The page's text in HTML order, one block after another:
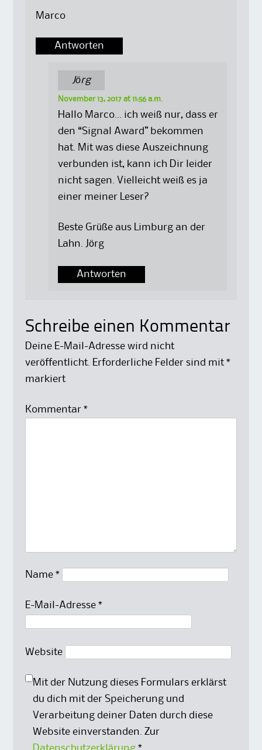
Marco
Antworten
Jörg
November 13, 2017 at 11:56 a.m.
Hallo Marco… ich weiß nur, dass er
den “Signal Award” bekommen
hat. Mit was diese Auszeichnung
verbunden ist, kann ich Dir leider
nicht sagen. Vielleicht weiß es ja
einer meiner Leser?
Beste Grüße aus Limburg an der
Lahn. Jörg
Antworten
Schreibe einen Kommentar
Deine E-Mail-Adresse wird nicht
veröffentlicht.
Erforderliche Felder sind mit *
markiert
Kommentar *
Name *
E-Mail-Adresse *
Website
Mit der Nutzung dieses Formulars erklärst
du dich mit der Speicherung und
Verarbeitung deiner Daten durch diese
Website einverstanden. Zur